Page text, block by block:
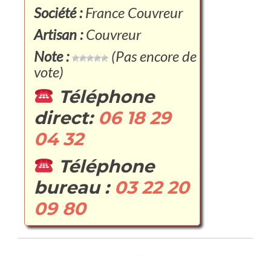
Société :France Couvreur
Artisan :Couvreur
Note :
(Pas encore de
vote)
Téléphone
direct: 06 18 29
04 32
Téléphone
bureau : 03 22 20
09 80